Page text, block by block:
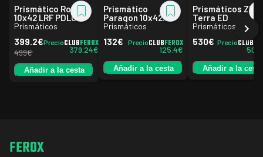
Prismático Roolls
10x42 LRF PDLC
Prismáticos
399.2€
499€
PrecioCLUBFEROX
379.24€
Añadir a la cesta
Prismático
Paragon 10x42
Binocular
Prismáticos
132€ PrecioCLUBFEROX
125.4€
Añadir a la cesta
Prismáticos
Terra ED
Prismáticos
530€ PrecioCLUB
Añadir a la cesta
FEROX